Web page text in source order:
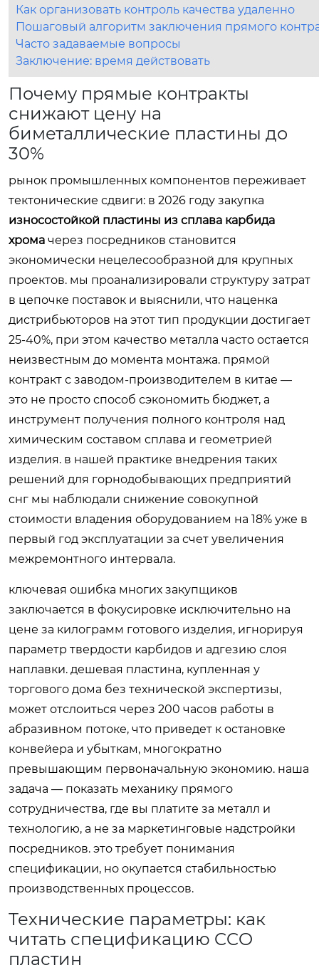
Как организовать контроль качества удаленно
Пошаговый алгоритм заключения прямого
Часто задаваемые вопросы
Заключение: время действовать
Почему прямые контракты
снижают цену на
биметаллические пластины до
30%
рынок промышленных компонентов переживает
тектонические сдвиги: в 2026 году закупка
износостойкой пластины из сплава карбида
хрома через посредников становится
экономически нецелесообразной для крупных
проектов. мы проанализировали структуру затрат
в цепочке поставок и выяснили, что наценка
дистрибьюторов на этот тип продукции достигает
25-40%, при этом качество металла часто остается
неизвестным до момента монтажа. прямой
контракт с заводом-производителем в китае —
это не просто способ сэкономить бюджет, а
инструмент получения полного контроля над
химическим составом сплава и геометрией
изделия. в нашей практике внедрения таких
решений для горнодобывающих предприятий
снг мы наблюдали снижение совокупной
стоимости владения оборудованием на 18% уже в
первый год эксплуатации за счет увеличения
межремонтного интервала.
ключевая ошибка многих закупщиков
заключается в фокусировке исключительно на
цене за килограмм готового изделия, игнорируя
параметр твердости карбидов и адгезию слоя
наплавки. дешевая пластина, купленная у
торгового дома без технической экспертизы,
может отслоиться через 200 часов работы в
абразивном потоке, что приведет к остановке
конвейера и убыткам, многократно
превышающим первоначальную экономию. наша
задача — показать механику прямого
сотрудничества, где вы платите за металл и
технологию, а не за маркетинговые надстройки
посредников. это требует понимания
спецификации, но окупается стабильностью
производственных процессов.
Технические параметры: как
читать спецификацию CCO
пластин